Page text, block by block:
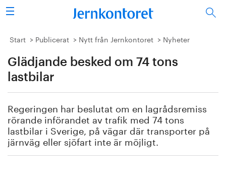
Sök
Stålindustrin
Vision 2050
Energi/miljö
Vi tycker
Start Publicerat Nytt från Jernkontoret Nyheter
Glädjande besked om 74 tons
lastbilar
Regeringen har beslutat om en lagrådsremiss
rörande införandet av trafik med 74 tons
lastbilar i Sverige, på vägar där transporter på
järnväg eller sjöfart inte är möjligt.